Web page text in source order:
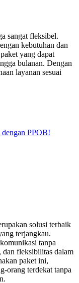
sangat fleksibel.
kebutuhan dan
yang dapat
bulanan. Dengan
layanan sesuai
PPOB!
solusi terbaik
terjangkau.
tanpa
dan fleksibilitas dalam
paket ini,
orang terdekat tanpa